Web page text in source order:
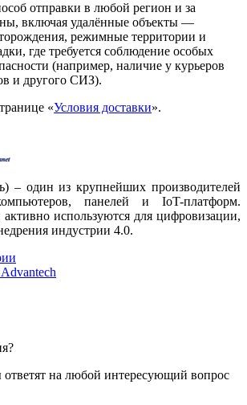
отправки в любой регион и за
включая удалённые объекты —
режимные территории и
где требуется соблюдение особых
(например, наличие у курьеров
и другого СИЗ).
«Условия доставки».
– один из крупнейших производителей
панелей и IoT-платформ.
используются для цифровизации,
индустрии 4.0.
на любой интересующий вопрос